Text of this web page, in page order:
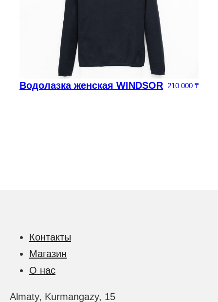
Водолазка женская WINDSOR 210 000 ₸
Контакты
Магазин
О нас
Almaty, Kurmangazy, 15